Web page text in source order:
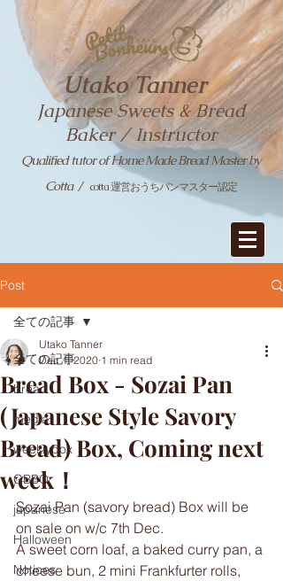
Utako Tanner
Japanese Sweets & Bread
Baker / Instructor
Qualified tutor of Home Made Bread Master by
Cotta/ cotta 運営おうちパンマスター認定
Post
全ての記事
bread
media
weeklybox
GBBO
japanese
Halloween
Notices
全ての記事
Bread Box - Sozai Pan
(Japanese Style Savory
Bread) Box, Coming next
week！
Utako Tanner
Dec 1, 2020 1 min read
Sozai Pan (savory bread) Box will be
on sale on w/c 7th Dec.
A sweet corn loaf, a baked curry pan, a
cheese bun, 2 mini Frankfurter rolls,